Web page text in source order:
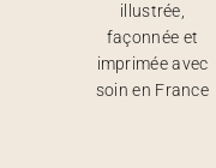
illustrée,
façonnée et
imprimée avec
soin en France